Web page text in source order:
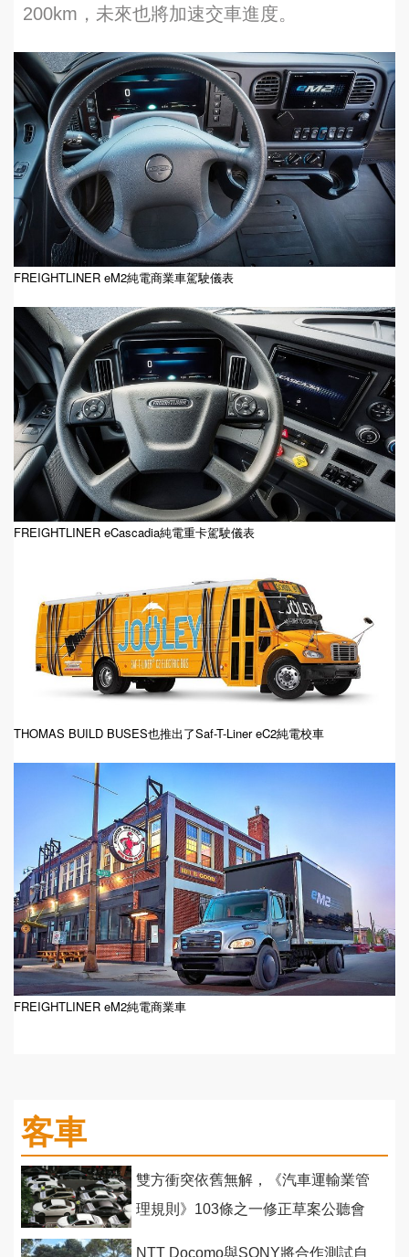
200km，未來也將加速交車進度。
FREIGHTLINER eM2純電商業車駕駛儀表
FREIGHTLINER eCascadia純電重卡駕駛儀表
THOMAS BUILD BUSES也推出了Saf-T-Liner eC2純電校車
FREIGHTLINER eM2純電商業車
客車
雙方衝突依舊無解，《汽車運輸業管
理規則》103條之一修正草案公聽會
NTT Docomo與SONY將合作測試自